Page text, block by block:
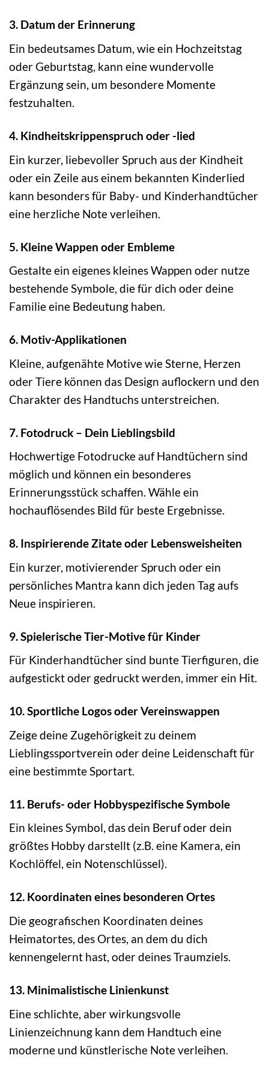
3. Datum der Erinnerung
Ein bedeutsames Datum, wie ein Hochzeitstag
oder Geburtstag, kann eine wundervolle
Ergänzung sein, um besondere Momente
festzuhalten.
4. Kindheitskrippenspruch oder -lied
Ein kurzer, liebevoller Spruch aus der Kindheit
oder ein Zeile aus einem bekannten Kinderlied
kann besonders für Baby- und Kinderhandtücher
eine herzliche Note verleihen.
5. Kleine Wappen oder Embleme
Gestalte ein eigenes kleines Wappen oder nutze
bestehende Symbole, die für dich oder deine
Familie eine Bedeutung haben.
6. Motiv-Applikationen
Kleine, aufgenähte Motive wie Sterne, Herzen
oder Tiere können das Design auflockern und den
Charakter des Handtuchs unterstreichen.
7. Fotodruck – Dein Lieblingsbild
Hochwertige Fotodrucke auf Handtüchern sind
möglich und können ein besonderes
Erinnerungsstück schaffen. Wähle ein
hochauflösendes Bild für beste Ergebnisse.
8. Inspirierende Zitate oder Lebensweisheiten
Ein kurzer, motivierender Spruch oder ein
persönliches Mantra kann dich jeden Tag aufs
Neue inspirieren.
9. Spielerische Tier-Motive für Kinder
Für Kinderhandtücher sind bunte Tierfiguren, die
aufgestickt oder gedruckt werden, immer ein Hit.
10. Sportliche Logos oder Vereinswappen
Zeige deine Zugehörigkeit zu deinem
Lieblingssportverein oder deine Leidenschaft für
eine bestimmte Sportart.
11. Berufs- oder Hobbyspezifische Symbole
Ein kleines Symbol, das dein Beruf oder dein
größtes Hobby darstellt (z.B. eine Kamera, ein
Kochlöffel, ein Notenschlüssel).
12. Koordinaten eines besonderen Ortes
Die geografischen Koordinaten deines
Heimatortes, des Ortes, an dem du dich
kennengelernt hast, oder deines Traumziels.
13. Minimalistische Linienkunst
Eine schlichte, aber wirkungsvolle
Linienzeichnung kann dem Handtuch eine
moderne und künstlerische Note verleihen.